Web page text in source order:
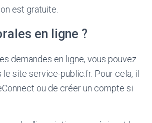
est gratuite.
en ligne ?
demandes en ligne, vous pouvez
site service-public.fr. Pour cela, il
ou de créer un compte si